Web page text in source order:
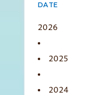
DATE
2026
2025
2024